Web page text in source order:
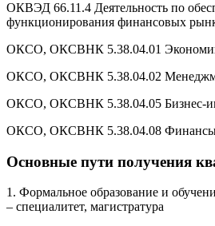
ОКВЭД 66.11.4 Деятельность по
функционирования финансовых
ОКСО, ОКСВНК 5.38.04.01
ОКСО, ОКСВНК 5.38.04.02
ОКСО, ОКСВНК 5.38.04.05 Бизнес-
ОКСО, ОКСВНК 5.38.04.08 Финансы
Основные пути получения
1. Формальное образование и
– специалитет, магистратура